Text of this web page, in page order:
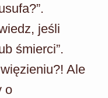
jeśli
śmierci”.
Ale
o